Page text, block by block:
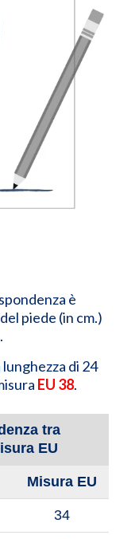
è
piede (in cm.)
di 24
EU 38.
tra
EU
Misura EU
34